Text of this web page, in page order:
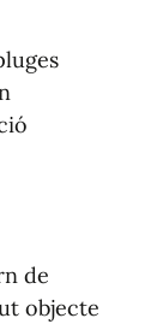
de
objecte